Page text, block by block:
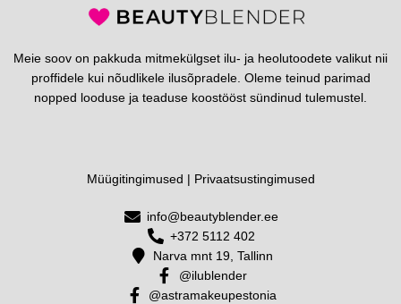
Meie soov on pakkuda mitmekülgset ilu- ja heolutoodete valikut nii
proffidele kui nõudlikele ilusõpradele. Oleme teinud parimad
nopped looduse ja teaduse koostööst sündinud tulemustel.
Müügitingimused | Privaatsustingimused
info@beautyblender.ee
+372 5112 402
Narva mnt 19, Tallinn
@ilublender
@astramakeupestonia